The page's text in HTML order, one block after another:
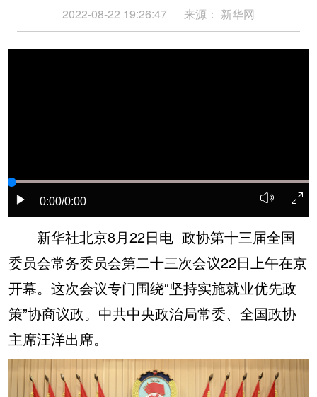
视频 图片
法律 中央文件 金融 汽车
公益 上市公司
文化产业
地方频道
北京 天津 河北 山西
辽宁
浙江 江西
2022-08-22 19:26:47 来源： 新华网
0:00/0:00
新华社北京8月22日电 政协第十三届全国
委员会常务委员会第二十三次会议22日上午在京
开幕。这次会议专门围绕“坚持实施就业优先政
策”协商议政。中共中央政治局常委、全国政协
主席汪洋出席。